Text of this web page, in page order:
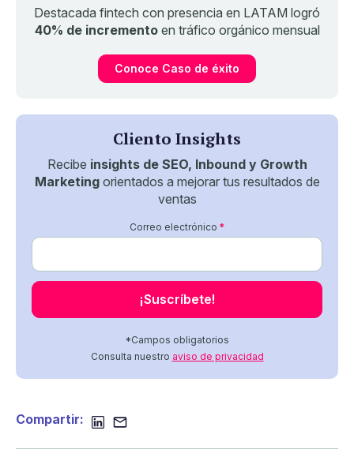
Destacada fintech con presencia en LATAM logró
40% de incrementoen tráfico orgánico mensual
Conoce Caso de éxito
Cliento Insights
Recibe insights de SEO, Inbound y Growth
Marketingorientados a mejorar tus resultados de
ventas
Correo electrónico *
*Campos obligatorios
Consulta nuestro aviso de privacidad
Compartir: